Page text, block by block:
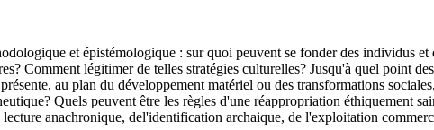
et épistémologique : sur quoi peuvent se fonder des individus
Comment légitimer de telles stratégies culturelles? Jusqu'à quel point
au plan du développement matériel ou des transformations
Quels peuvent être les règles d'une réappropriation éthiquement
anachronique, del'identification archaique, de l'exploitation